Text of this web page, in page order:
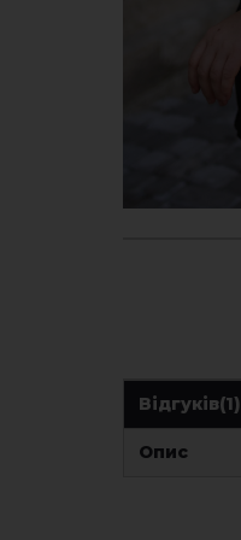
Відгуків(1)
Опис